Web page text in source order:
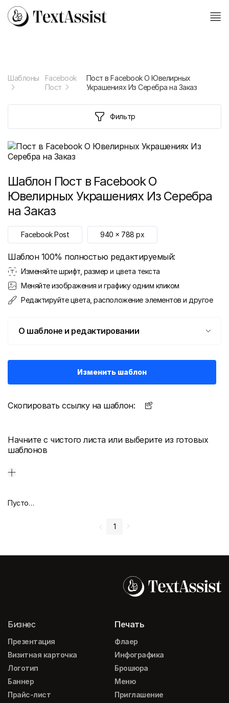
Шаблоны
Facebook
Пост
Пост в Facebook О Ювелирных
Украшениях Из Серебра на Заказ
Фильтр
Шаблон Пост в Facebook О
Ювелирных Украшениях Из Серебра
на Заказ
Facebook Post 940 x 788 px
Шаблон 100% полностью редактируемый:
Изменяйте шрифт, размер и цвета текста
Меняйте изображения и графику одним кликом
Редактируйте цвета, расположение элементов и другое
О шаблоне и редактировании
Изменить шаблон
Скопировать ссылку на шаблон:
Начните с чистого листа или выберите из готовых
шаблонов
Пустой дизайн-макет
1
Бизнес
Презентация
Визитная карточка
Логотип
Баннер
Прайс-лист
Печать
Флаер
Инфографика
Брошюра
Меню
Приглашение